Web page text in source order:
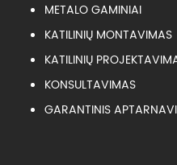
METALO GAMINIAI
KATILINIŲ MONTAVIMAS
KATILINIŲ
KONSULTAVIMAS
GARANTINIS